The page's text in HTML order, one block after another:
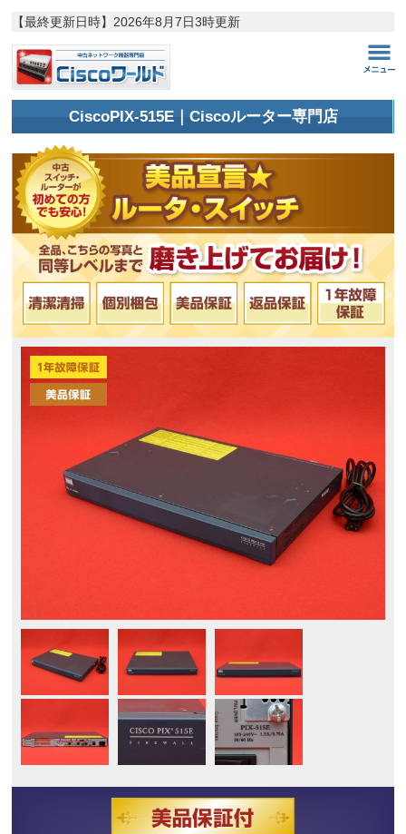
【最終更新日時】2026年8月7日3時更新
CiscoPIX-515E｜Ciscoルーター専門店